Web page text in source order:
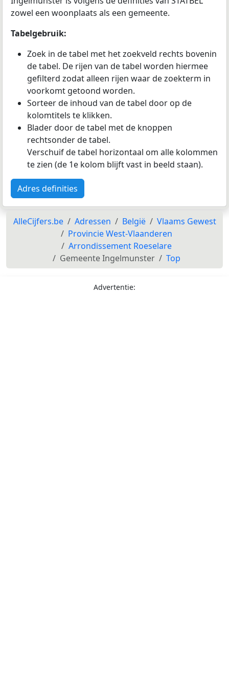
zowel een woonplaats als een gemeente.
Tabelgebruik:
Zoek in de tabel met het zoekveld rechts bovenin
de tabel. De rijen van de tabel worden hiermee
gefilterd zodat alleen rijen waar de zoekterm in
voorkomt getoond worden.
Sorteer de inhoud van de tabel door op de
kolomtitels te klikken.
Blader door de tabel met de knoppen
rechtsonder de tabel.
Verschuif de tabel horizontaal om alle kolommen
te zien (de 1e kolom blijft vast in beeld staan).
Adres definities
AlleCijfers.be Adressen België
Vlaams Gewest
Provincie West-Vlaanderen
Arrondissement Roeselare
Gemeente Ingelmunster
Top
Advertentie: